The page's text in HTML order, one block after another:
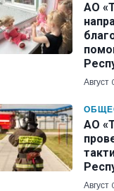
АО
Август
АО
Август